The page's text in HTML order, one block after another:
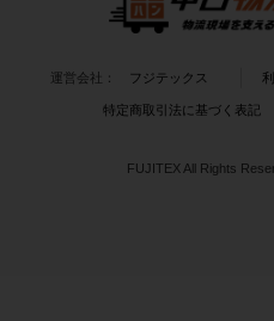
運営会社： フジテックス
特定商取引法に基づく表記
FUJITEX All Rights